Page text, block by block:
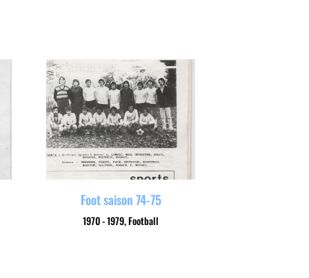
1970 - 1979,Football
Foot saison 74-75